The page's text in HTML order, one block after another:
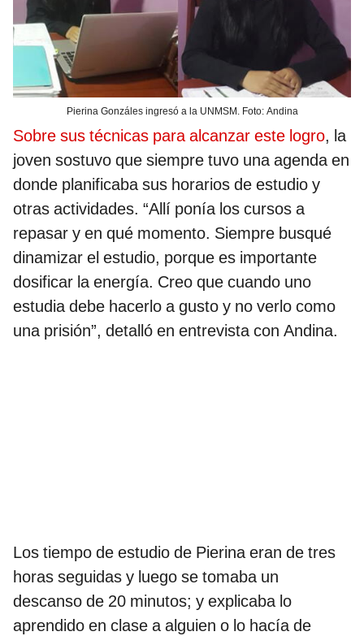
Pierina Gonzáles ingresó a la UNMSM. Foto: Andina
Sobre sus técnicas para alcanzar este logro, la
joven sostuvo que siempre tuvo una agenda en
donde planificaba sus horarios de estudio y
otras actividades. “Allí ponía los cursos a
repasar y en qué momento. Siempre busqué
dinamizar el estudio, porque es importante
dosificar la energía. Creo que cuando uno
estudia debe hacerlo a gusto y no verlo como
una prisión”, detalló en entrevista con Andina.
Los tiempo de estudio de Pierina eran de tres
horas seguidas y luego se tomaba un
descanso de 20 minutos; y explicaba lo
aprendido en clase a alguien o lo hacía de